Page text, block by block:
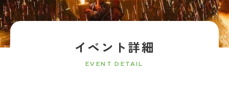
イベント詳細
EVENT DETAIL